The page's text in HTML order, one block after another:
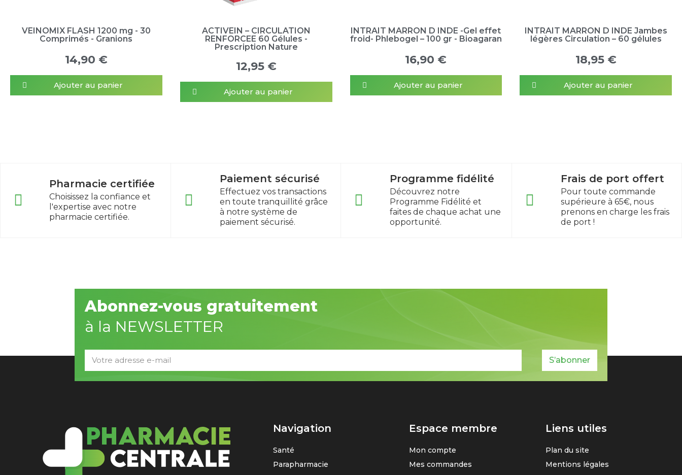
VEINOMIX FLASH 1200 mg - 30
Comprimés - Granions
14,90 €
Ajouter au panier
ACTIVEIN – CIRCULATION
RENFORCEE 60 Gélules -
Prescription Nature
12,95 €
Ajouter au panier
INTRAIT MARRON D INDE -Gel effet
froid- Phlebogel – 100 gr - Bioagaran
16,90 €
Ajouter au panier
INTRAIT MARRON D INDE Jambes
légères Circulation – 60 gélules
18,95 €
Ajouter au panier
Pharmacie certifiée
Choisissez la confiance et
l'expertise avec notre
pharmacie certifiée.
Paiement sécurisé
Effectuez vos transactions
en toute tranquillité grâce
à notre système de
paiement sécurisé.
Programme fidélité
Découvrez notre
Programme Fidélité et
faites de chaque achat une
opportunité.
Frais de port offert
Pour toute commande
supérieure à 65€, nous
prenons en charge les frais
de port !
Abonnez-vous gratuitement
à la NEWSLETTER
S’abonner
Navigation
Santé
Parapharmacie
Espace membre
Mon compte
Mes commandes
Liens utiles
Plan du site
Mentions légales